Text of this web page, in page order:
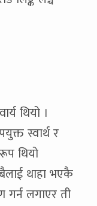
थियो ।
स्वार्थ र
थियो
थाहा भएकै
गर्न लगाएर ती